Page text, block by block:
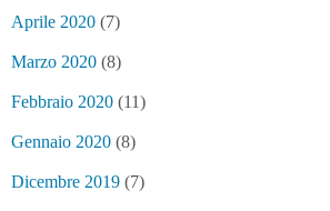
Aprile 2020 (7)
Marzo 2020 (8)
Febbraio 2020 (11)
Gennaio 2020 (8)
Dicembre 2019 (7)